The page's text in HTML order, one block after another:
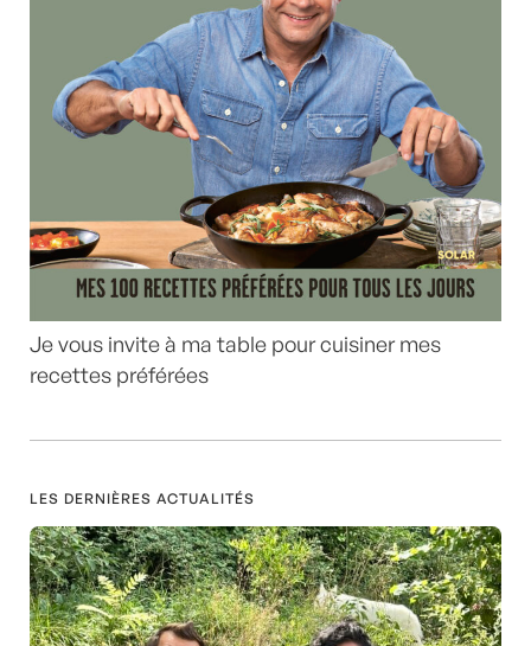
Je vous invite à ma table pour cuisiner mes
recettes préférées
LES DERNIÈRES ACTUALITÉS